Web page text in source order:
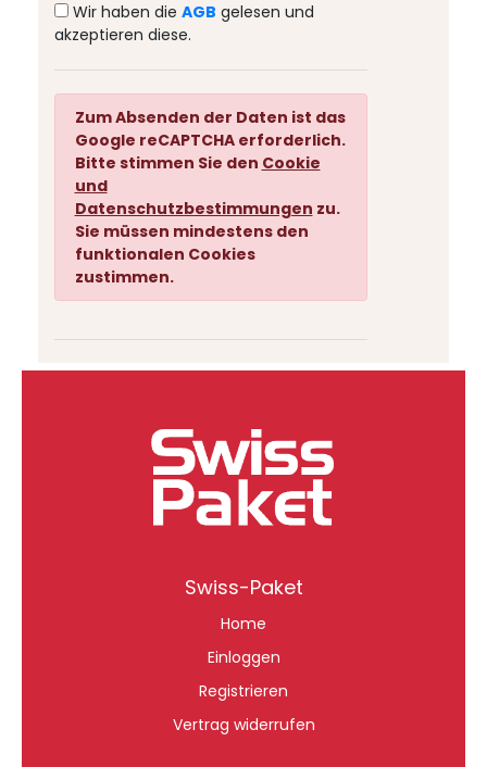
Wir haben die AGB gelesen und
akzeptieren diese.
Zum Absenden der Daten ist das
Google reCAPTCHA erforderlich.
Bitte stimmen Sie den Cookie
und
Datenschutzbestimmungen zu.
Sie müssen mindestens den
funktionalen Cookies
zustimmen.
Swiss-Paket
Home
Einloggen
Registrieren
Vertrag widerrufen